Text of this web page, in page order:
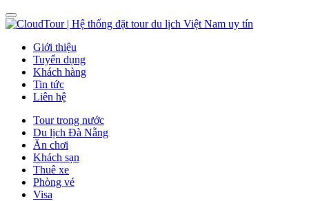
Giới thiệu
Tuyển dụng
Khách hàng
Tin tức
Liên hệ
Tour trong nước
Du lịch Đà Nẵng
Ăn chơi
Khách sạn
Thuê xe
Phòng vé
Visa